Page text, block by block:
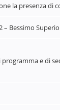
la presenza di
– Bessimo
programma e di